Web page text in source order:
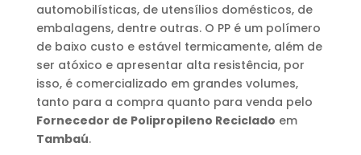
automobilísticas, de utensílios domésticos, de
embalagens, dentre outras. O PP é um polímero
de baixo custo e estável termicamente, além de
ser atóxico e apresentar alta resistência, por
isso, é comercializado em grandes volumes,
tanto para a compra quanto para venda pelo
Fornecedor de Polipropileno Reciclado em
Tambaú.